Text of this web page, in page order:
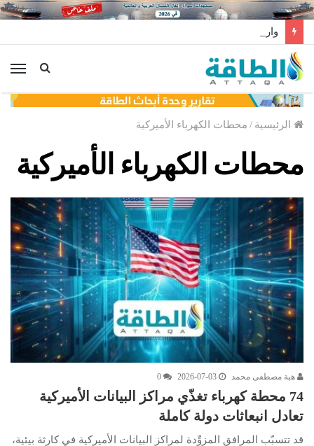
واردات المغرب من الغاز ترتفع 15% في شهر يوليو
الرئيسية / محطات الكهرباء الأميركية
محطات الكهرباء الأميركية
هبة مصطفى محمد 2026-07-03
0
74 محطة كهرباء تغذّي مراكز البيانات الأميركية
تعادل انبعاثات دولة كاملة
قد تتسبّب المرافق المزوِّدة لمراكز البيانات الأميركية في كارثة بيئية،